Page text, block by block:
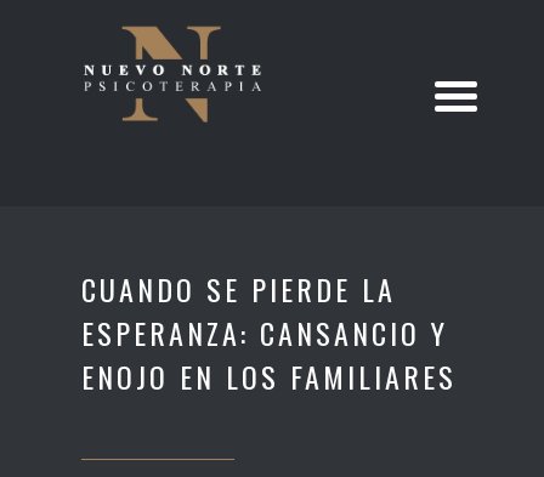
CUANDO SE PIERDE LA
ESPERANZA: CANSANCIO Y
ENOJO EN LOS FAMILIARES